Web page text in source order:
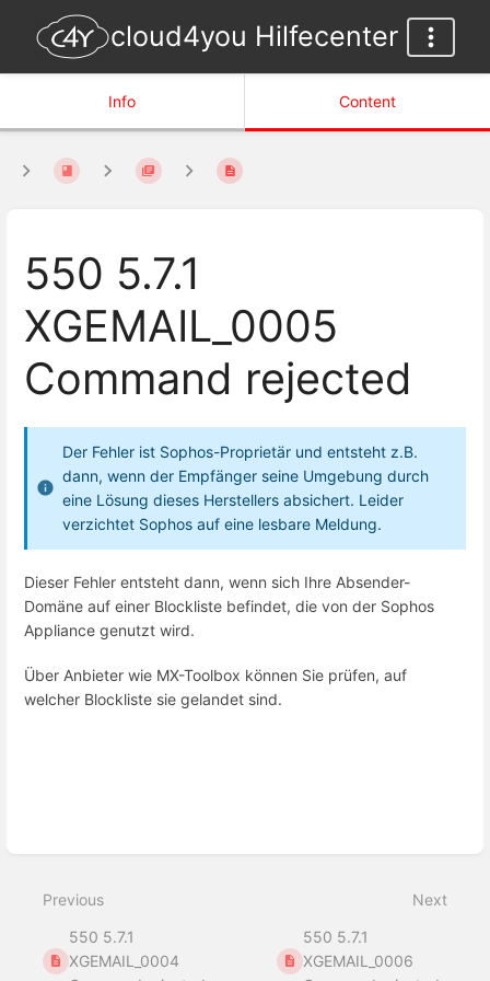
cloud4you Hilfecenter
Info Content
550 5.7.1
XGEMAIL_0005
Command rejected
Der Fehler ist Sophos-Proprietär und entsteht z.B.
dann, wenn der Empfänger seine Umgebung durch
eine Lösung dieses Herstellers absichert. Leider
verzichtet Sophos auf eine lesbare Meldung.
Dieser Fehler entsteht dann, wenn sich Ihre Absender-
Domäne auf einer Blockliste befindet, die von der Sophos
Appliance genutzt wird.
Über Anbieter wie MX-Toolbox können Sie prüfen, auf
welcher Blockliste sie gelandet sind.
Previous
550 5.7.1
XGEMAIL_0004
Next
550 5.7.1
XGEMAIL_0006